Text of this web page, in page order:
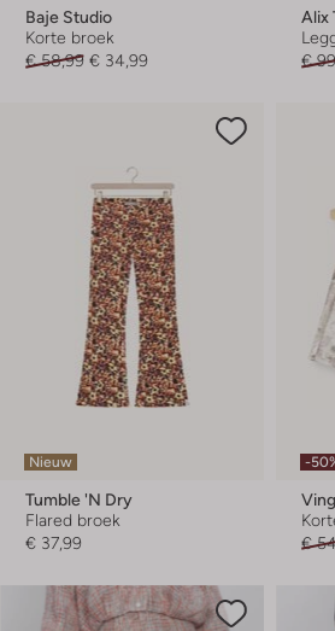
Baje Studio
Korte broek
€ 58,99 € 34,99
Alix
€
Nieuw
Tumble 'n Dry
Flared broek
€ 37,99
-
€